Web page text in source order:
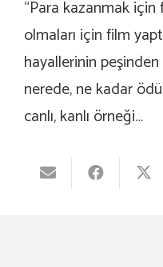
“Para kazanmak
olmaları için film
hayallerinin
nerede, ne kadar
canlı, kanlı örneği…